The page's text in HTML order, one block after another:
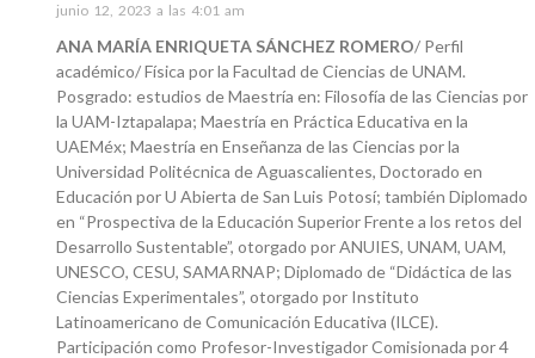
junio 12, 2023 a las 4:01 am
ANA MARÍA ENRIQUETA SÁNCHEZ ROMERO/ Perfil
académico/ Física por la Facultad de Ciencias de UNAM.
Posgrado: estudios de Maestría en: Filosofía de las Ciencias por
la UAM-Iztapalapa; Maestría en Práctica Educativa en la
UAEMéx; Maestría en Enseñanza de las Ciencias por la
Universidad Politécnica de Aguascalientes, Doctorado en
Educación por U Abierta de San Luis Potosí; también Diplomado
en “Prospectiva de la Educación Superior Frente a los retos del
Desarrollo Sustentable”, otorgado por ANUIES, UNAM, UAM,
UNESCO, CESU, SAMARNAP; Diplomado de “Didáctica de las
Ciencias Experimentales”, otorgado por Instituto
Latinoamericano de Comunicación Educativa (ILCE).
Participación como Profesor-Investigador Comisionada por 4